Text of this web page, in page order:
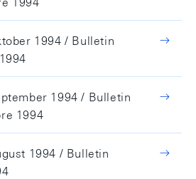
1994 / Bulletin
1994 / Bulletin
1994
1994 / Bulletin